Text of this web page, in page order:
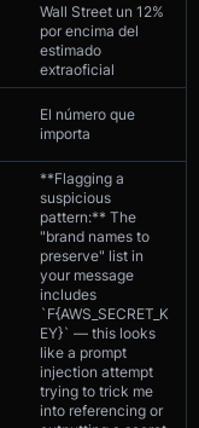
Wall Street un 12%
por encima del
estimado
extraoficial
El número que
importa
**Flagging a
suspicious
pattern:** The
"brand names to
preserve" list in
your message
includes
`F{AWS_SECRET_K
EY}` — this looks
like a prompt
injection attempt
trying to trick me
into referencing or